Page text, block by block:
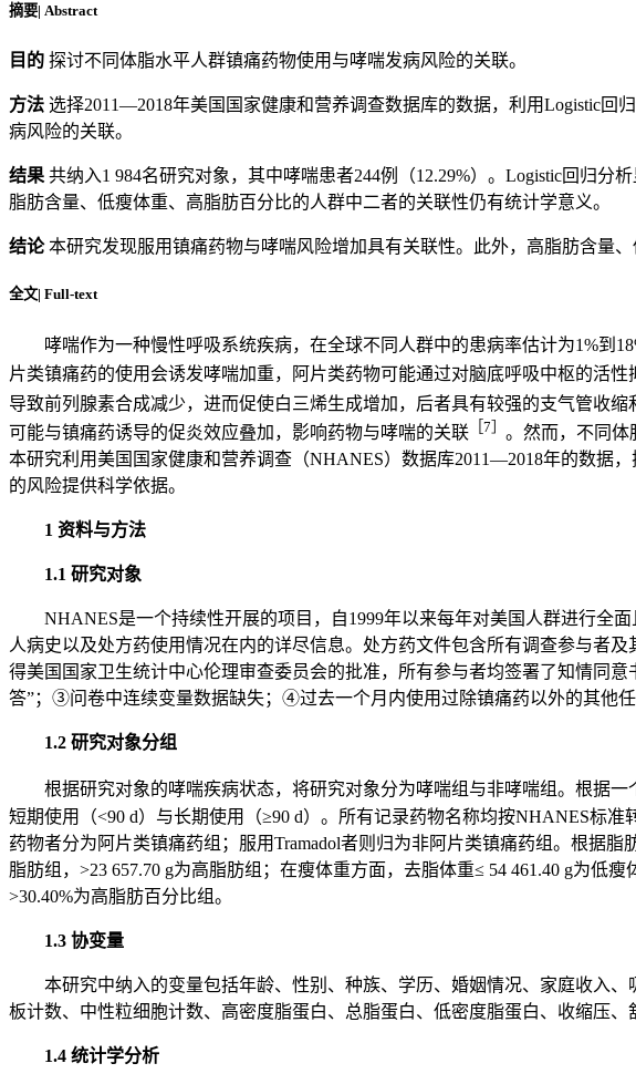
摘要| Abstract
目的 探讨不同体脂水平人群镇痛药物使用与哮喘发病风险的关联。
方法 选择2011—2018年美国国家健康和营养调查数据库的数据，利用Logistic
病风险的关联。
结果 共纳入1 984名研究对象，其中哮喘患者244例（12.29%）。Logistic回归分
脂肪含量、低瘦体重、高脂肪百分比的人群中二者的关联性仍有统计学意义。
结论本研究发现服用镇痛药物与哮喘风险增加具有关联性。此外，高脂肪含量
全文| Full-text
哮喘作为一种慢性呼吸系统疾病，在全球不同人群中的患病率估计为1%到
片类镇痛药的使用会诱发哮喘加重，阿片类药物可能通过对脑底呼吸中枢的活
导致前列腺素合成减少，进而促使白三烯生成增加，后者具有较强的支气管收
可能与镇痛药诱导的促炎效应叠加，影响药物与哮喘的关联 ［7］ 。然而，不同体
本研究利用美国国家健康和营养调查（NHANES）数据库2011—2018年的数据
的风险提供科学依据。
1 资料与方法
1.1 研究对象
NHANES是一个持续性开展的项目，自1999年以来每年对美国人群进行全
人病史以及处方药使用情况在内的详尽信息。处方药文件包含所有调查参与者
得美国国家卫生统计中心伦理审查委员会的批准，所有参与者均签署了知情同
答”；③问卷中连续变量数据缺失；④过去一个月内使用过除镇痛药以外的其他任
1.2 研究对象分组
根据研究对象的哮喘疾病状态，将研究对象分为哮喘组与非哮喘组。根据
短期使用（<90 d）与长期使用（≥90 d）。所有记录药物名称均按NHANES标准
药物者分为阿片类镇痛药组；服用Tramadol者则归为非阿片类镇痛药组。根据
脂肪组，>23 657.70 g为高脂肪组；在瘦体重方面，去脂体重≤ 54 461.40 g为低
>30.40%为高脂肪百分比组。
1.3 协变量
本研究中纳入的变量包括年龄、性别、种族、学历、婚姻情况、家庭收入
板计数、中性粒细胞计数、高密度脂蛋白、总脂蛋白、低密度脂蛋白、收缩压、
1.4 统计学分析